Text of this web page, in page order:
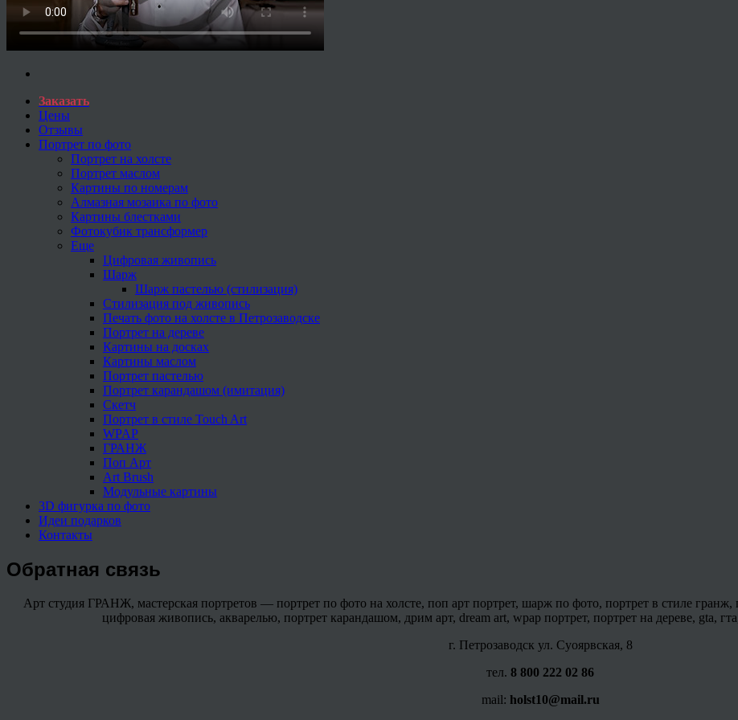
Заказать
Цены
Отзывы
Портрет по фото
Портрет на холсте
Портрет маслом
Картины по номерам
Алмазная мозаика по фото
Картины блестками
Фотокубик трансформер
Еще
Цифровая живопись
Шарж
Шарж пастелью (стилизация)
Стилизация под живопись
Печать фото на холсте в Петрозаводске
Портрет на дереве
Картины на досках
Картины маслом
Портрет пастелью
Портрет карандашом (имитация)
Скетч
Портрет в стиле Touch Art
WPAP
ГРАНЖ
Поп Арт
Art Brush
Модульные картины
3D фигурка по фото
Идеи подарков
Контакты
Обратная связь
Арт студия ГРАНЖ, мастерская портретов — портрет по фото на холсте, поп арт портрет, шарж по фото, портрет в стиле гранж,
цифровая живопись, акварелью, портрет карандашом, дрим арт, dream art, wpap портрет, портрет на дереве, gta,
г. Петрозаводск ул. Суоярвская, 8
тел. 8 800 222 02 86
mail: holst10@mail.ru